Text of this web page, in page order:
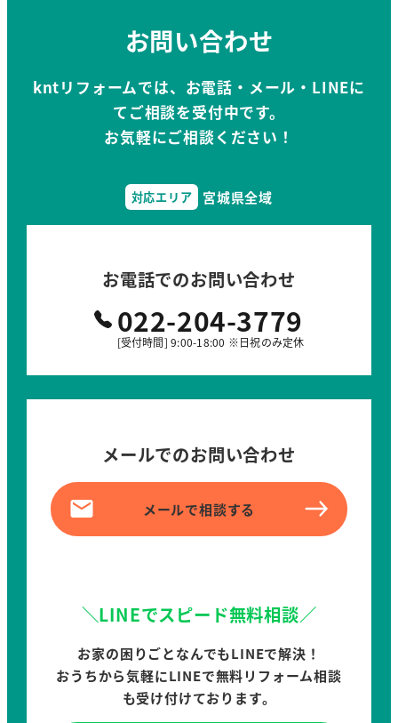
お問い合わせ
kntリフォームでは、お電話・メール・LINEに
てご相談を受付中です。
お気軽にご相談ください！
対応エリア 宮城県全域
お電話でのお問い合わせ
022-204-3779
[受付時間] 9:00-18:00 ※日祝のみ定休
メールでのお問い合わせ
メールで相談する
＼LINEでスピード無料相談／
お家の困りごとなんでもLINEで解決！
おうちから気軽にLINEで無料リフォーム相談
も受け付けております。